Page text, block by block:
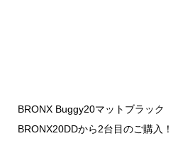
BRONX Buggy20マットブラック
BRONX20DDから2台目のご購入